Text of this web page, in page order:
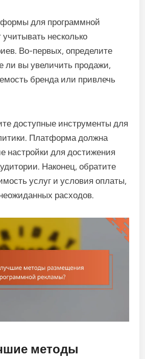
для программной
несколько
Во-первых, определите
ли вы увеличить продажи,
бренда или привлечь
доступные инструменты для
Платформа должна
настройки для достижения
Наконец, обратите
услуг и условия оплаты,
расходов.
методы